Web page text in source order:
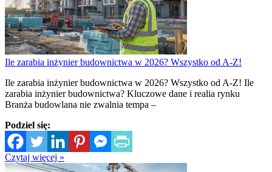
Ile zarabia inżynier budownictwa w 2026? Wszystko od A-Z!
Ile zarabia inżynier budownictwa w 2026? Wszystko od A-Z! Ile
zarabia inżynier budownictwa? Kluczowe dane i realia rynku
Branża budowlana nie zwalnia tempa –
Podziel się:
Czytaj więcej »